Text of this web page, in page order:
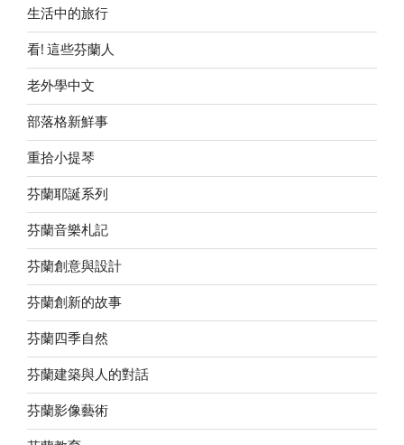
生活中的旅行
看! 這些芬蘭人
老外學中文
部落格新鮮事
重拾小提琴
芬蘭耶誕系列
芬蘭音樂札記
芬蘭創意與設計
芬蘭創新的故事
芬蘭四季自然
芬蘭建築與人的對話
芬蘭影像藝術